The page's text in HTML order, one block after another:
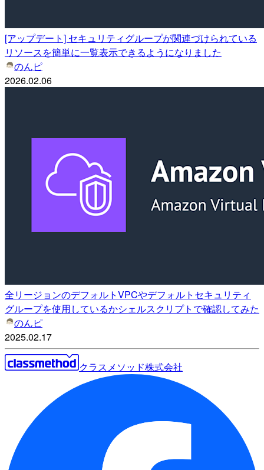
[アップデート] セキュリティグループが関連づけられている
リソースを簡単に一覧表示できるようになりました
のんピ
2026.02.06
全リージョンのデフォルトVPCやデフォルトセキュリティ
グループを使用しているかシェルスクリプトで確認してみた
のんピ
2025.02.17
クラスメソッド株式会社